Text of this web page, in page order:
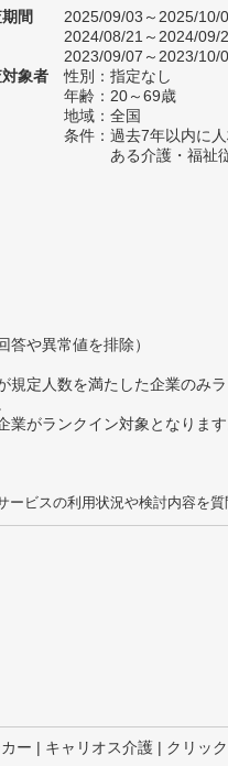
間
2025/09/03～2025/10/
2024/08/21～2024/09/
2023/09/07～2023/10/
象者
性別：指定なし
年齢：20～69歳
地域：全国
条件：過去7年以内に
ある介護・福祉
や異常値を排除）
定人数を満たした企業のみ
がランクイン対象となります
ビスの利用状況や検討内容を質
ー | キャリオス介護 | クリッ